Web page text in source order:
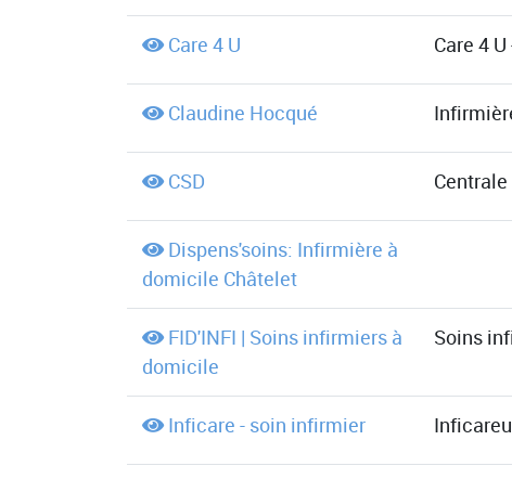
Care 4 U Care 4
Claudine Hocqué
CSD
Dispens'soins: Infirmière à
domicile Châtelet
FID'INFI | Soins infirmiers à
domicile
Soins
Inficare - soin infirmier